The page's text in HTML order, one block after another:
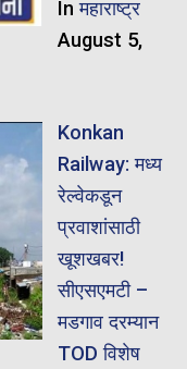
Inमहाराष्ट्र
August 5,
Konkan
Railway: मध्य
रेल्वेकडून
प्रवाशांसाठी
खूशखबर!
सीएसएमटी –
मडगाव दरम्यान
TOD विशेष